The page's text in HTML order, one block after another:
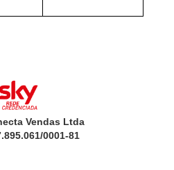
Vendas Ltda
0001-81